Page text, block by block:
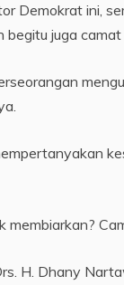
Demokrat ini,
begitu juga
membiarkan?
H. Dhany